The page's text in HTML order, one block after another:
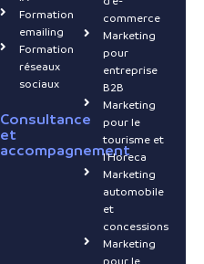
Formation
emailing
Formation
réseaux
sociaux
Consultance
et
accompagnement
commerce
Marketing
pour
entreprise
B2B
Marketing
pour le
tourisme et
l'Horeca
Marketing
automobile
et
concessions
Marketing